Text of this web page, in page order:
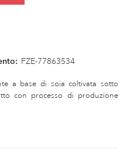
FZE-77863534
a base di soia coltivata sotto
con processo di produzione